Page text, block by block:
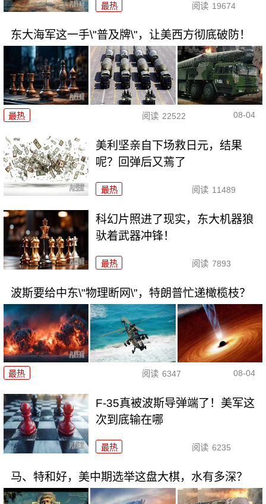
最热 阅读 19674
东大海军这一手\"普及牌\"，让美西方彻底破防！
最热 阅读 22522 08-04
美利坚亲自下场救日元，结果
呢？回弹后又蔫了
最热 阅读 11489
科幻片照进了现实，东大机器狼
驮着武器冲锋！
最热 阅读 7893
波斯要给中东\"物理断网\"，特朗普忙递橄榄枝？
最热 阅读 6347 08-04
F-35真被波斯导弹端了！美军这
次到底输在哪
最热 阅读 6235
马、特和好，美中期选举这盘大棋，水有多深？